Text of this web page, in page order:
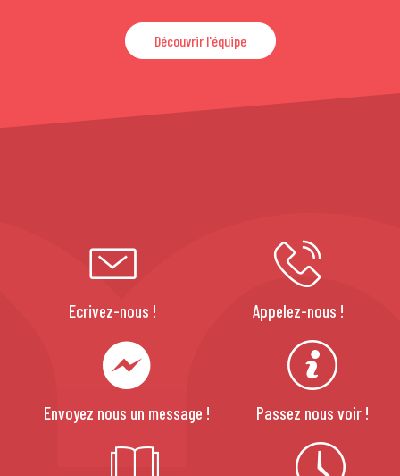
Découvrir l'équipe
Ecrivez-nous ! Appelez-nous !
Envoyez nous un message ! Passez nous voir !